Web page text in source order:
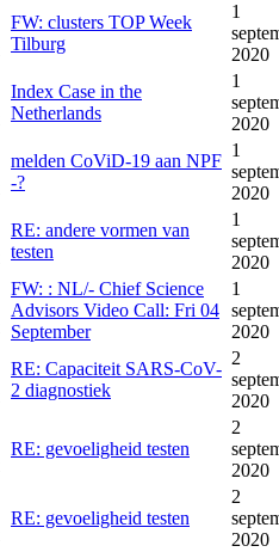
FW: clusters TOP Week
Tilburg
1
2020
Index Case in the
Netherlands
1
2020
melden CoViD-19 aan NPF
-?
1
2020
RE: andere vormen van
testen
1
2020
FW: : NL/- Chief Science
Advisors Video Call: Fri 04
September
1
2020
RE: Capaciteit SARS-CoV-
2 diagnostiek
2
2020
RE: gevoeligheid testen
2
2020
RE: gevoeligheid testen
2
2020